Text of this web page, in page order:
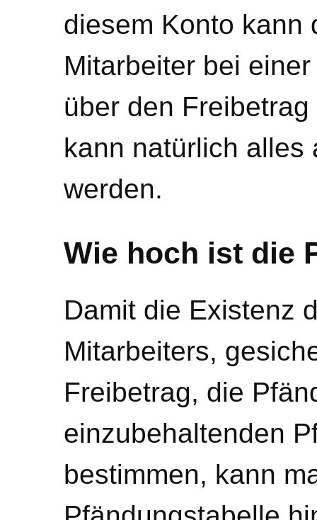
diesem Konto kann
Mitarbeiter bei
über den
kann natürlich alles
werden.
Wie hoch ist die
Damit die Existenz
Mitarbeiters,
Freibetrag, die
einzubehaltenden
bestimmen, kann